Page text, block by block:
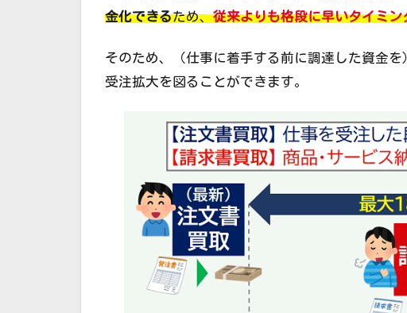
金化できるため、従来よりも格段に早いタイミン
そのため、（仕事に着手する前に調達した資金
受注拡大を図ることができます。